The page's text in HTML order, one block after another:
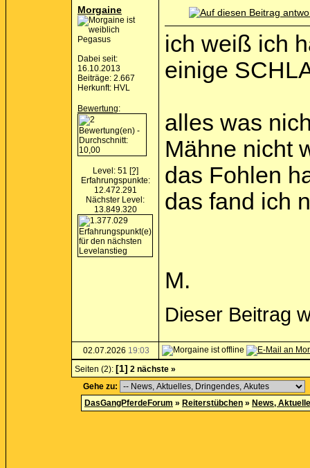
Morgaine
Pegasus
Dabei seit:
16.10.2013
Beiträge: 2.667
Herkunft: HVL
Bewertung:
Level: 51 [?]
Erfahrungspunkte:
12.472.291
Nächster Level:
13.849.320
ich weiß ich
einige
alles was
Mähne nicht
das Fohlen
das fand ich
M.
Dieser Beitrag
02.07.2026 19:03
Seiten (2): [1] 2 nächste »
Gehe zu:
DasGangPferdeForum » Reiterstübchen » News,